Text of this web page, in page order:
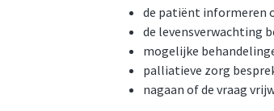
de patiënt informeren
de levensverwachting
mogelijke
palliatieve zorg
nagaan of de vraag